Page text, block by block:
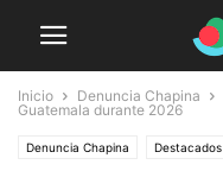
Inicio Denuncia Chapina
Guatemala durante 2026
Denuncia Chapina Destacados